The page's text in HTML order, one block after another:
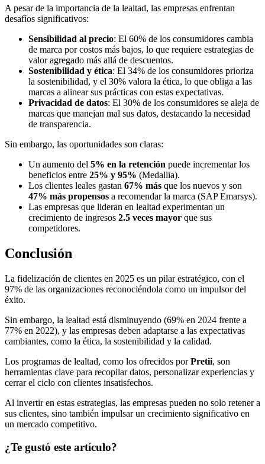
A pesar de la importancia de la lealtad, las empresas enfrentan
desafíos significativos:
Sensibilidad al precio: El 60% de los consumidores cambia
de marca por costos más bajos, lo que requiere estrategias de
valor agregado más allá de descuentos.
Sostenibilidad y ética: El 34% de los consumidores prioriza
la sostenibilidad, y el 30% valora la ética, lo que obliga a las
marcas a alinear sus prácticas con estas expectativas.
Privacidad de datos: El 30% de los consumidores se aleja de
marcas que manejan mal sus datos, destacando la necesidad
de transparencia.
Sin embargo, las oportunidades son claras:
Un aumento del 5% en la retención puede incrementar los
beneficios entre 25% y 95% (Medallia).
Los clientes leales gastan 67% más que los nuevos y son
47% más propensos a recomendar la marca (SAP Emarsys).
Las empresas que lideran en lealtad experimentan un
crecimiento de ingresos 2.5 veces mayor que sus
competidores.
Conclusión
La fidelización de clientes en 2025 es un pilar estratégico, con el
97% de las organizaciones reconociéndola como un impulsor del
éxito.
Sin embargo, la lealtad está disminuyendo (69% en 2024 frente a
77% en 2022), y las empresas deben adaptarse a las expectativas
cambiantes, como la ética, la sostenibilidad y la calidad.
Los programas de lealtad, como los ofrecidos porPretii, son
herramientas clave para recopilar datos, personalizar experiencias y
cerrar el ciclo con clientes insatisfechos.
Al invertir en estas estrategias, las empresas pueden no solo retener a
sus clientes, sino también impulsar un crecimiento significativo en
un mercado competitivo.
¿Te gustó este artículo?